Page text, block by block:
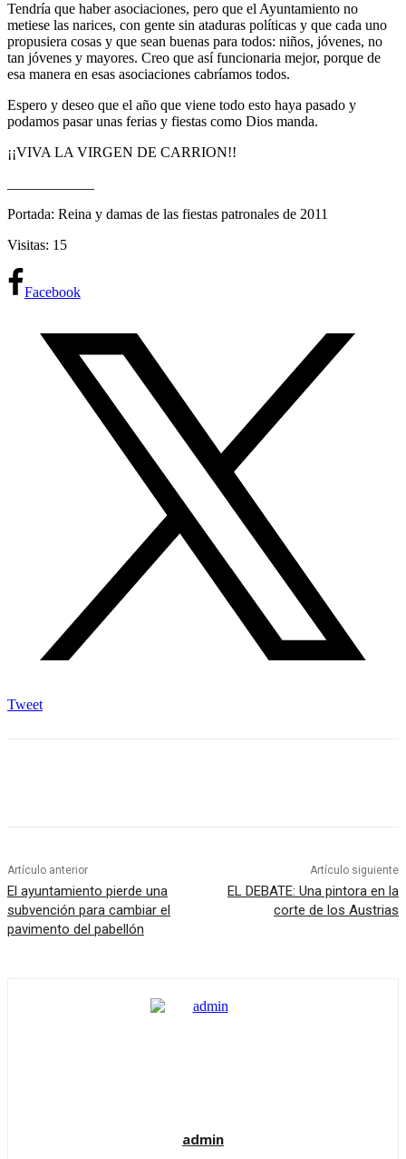
Tendría que haber asociaciones, pero que el Ayuntamiento no
metiese las narices, con gente sin ataduras políticas y que cada uno
propusiera cosas y que sean buenas para todos: niños, jóvenes, no
tan jóvenes y mayores. Creo que así funcionaria mejor, porque de
esa manera en esas asociaciones cabríamos todos.
Espero y deseo que el año que viene todo esto haya pasado y
podamos pasar unas ferias y fiestas como Dios manda.
¡¡VIVA LA VIRGEN DE CARRION!!
Portada: Reina y damas de las fiestas patronales de 2011
Visitas: 15
Facebook
Tweet
Artículo anterior
El ayuntamiento pierde una
subvención para cambiar el
pavimento del pabellón
Artículo siguiente
EL DEBATE: Una pintora en la
corte de los Austrias
admin